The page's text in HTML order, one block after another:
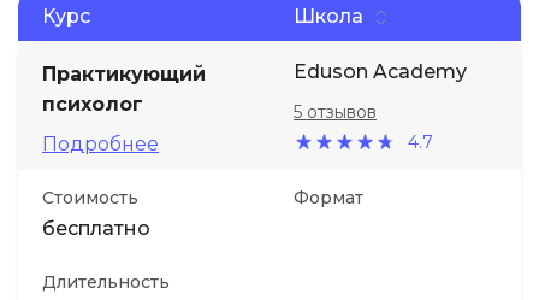
Курс Школа
Практикующий
психолог
Подробнее
Eduson Academy
4.7
5 отзывов
Стоимость
бесплатно
Формат
Длительность